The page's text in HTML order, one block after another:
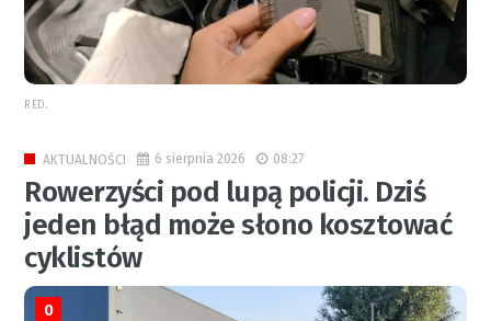
RED.
AKTUALNOŚCI 6 sierpnia 2026 08:27
Rowerzyści pod lupą policji. Dziś
jeden błąd może słono kosztować
cyklistów
0